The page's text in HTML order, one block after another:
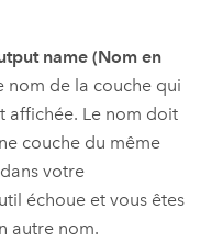
name (Nom en
nom de la couche qui
affichée. Le nom doit
couche du même
votre
échoue et vous êtes
autre nom.